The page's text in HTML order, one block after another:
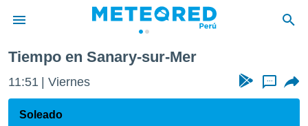
de
ha sido
Tiempo en Sanary-sur-Mer
11:51 Viernes ...
Soleado